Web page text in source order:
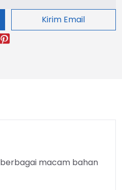
Kirim Email
macam bahan